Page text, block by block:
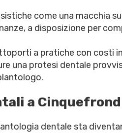
come una macchia
a disposizione per
a pratiche con costi
una protesi dentale
a
dentale sta